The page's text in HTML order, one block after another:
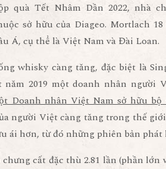
quà Tết Nhâm Dần 2022, nhà
sở hữu của Diageo. Mortlach
Á, cụ thể là Việt Nam và Đài Loan.
whisky càng tăng, đặc biệt là
năm 2019 một doanh nhân người
Doanh nhân Việt Nam sở hữu
người Việt càng tăng trong thế
ái hơn, từ đó những phiên bản
cất đặc thù 2.81 lần (phần lớn